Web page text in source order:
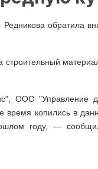
обратила
ООО
время копились в
году, —